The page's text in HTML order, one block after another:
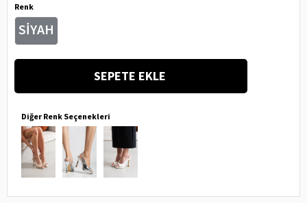
Renk
SİYAH
Diğer Renk Seçenekleri